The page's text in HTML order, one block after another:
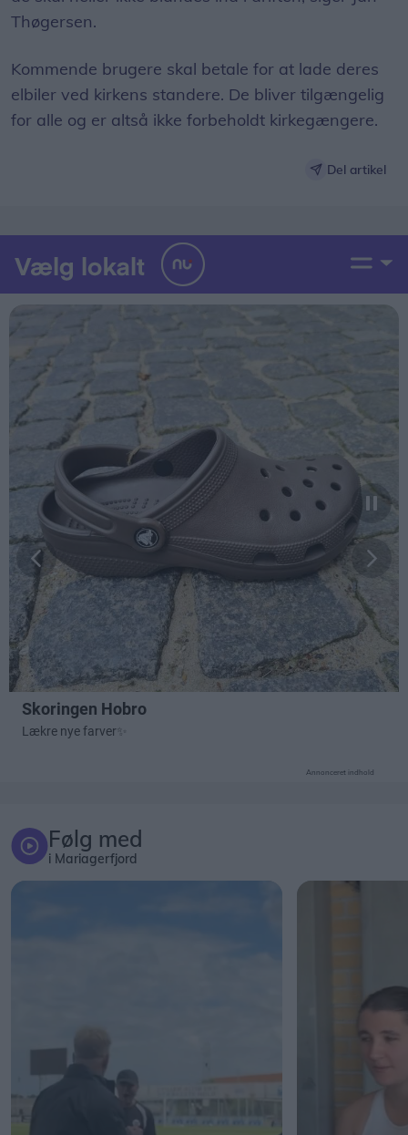
Thøgersen.
Kommende brugere skal betale for at lade deres
elbiler ved kirkens standere. De bliver tilgængelig
for alle og er altså ikke forbeholdt kirkegængere.
Del artikel
Annonceret indhold
Følg med
i Mariagerfjord